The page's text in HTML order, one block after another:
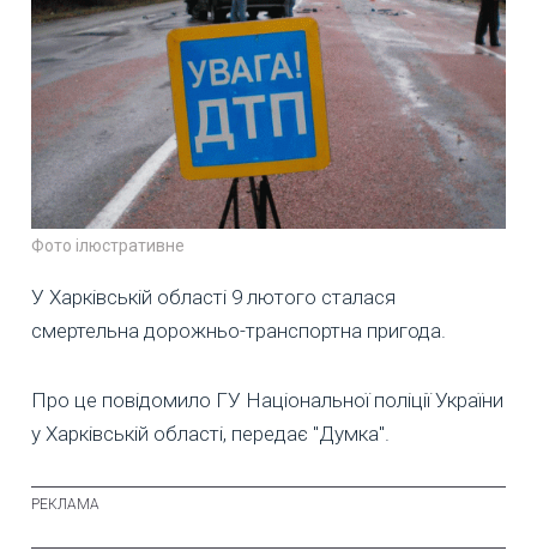
Фото ілюстративне
У Харківській області 9 лютого сталася
смертельна дорожньо-транспортна пригода.
Про це повідомило ГУ Національної поліції України
у Харківській області, передає "Думка".